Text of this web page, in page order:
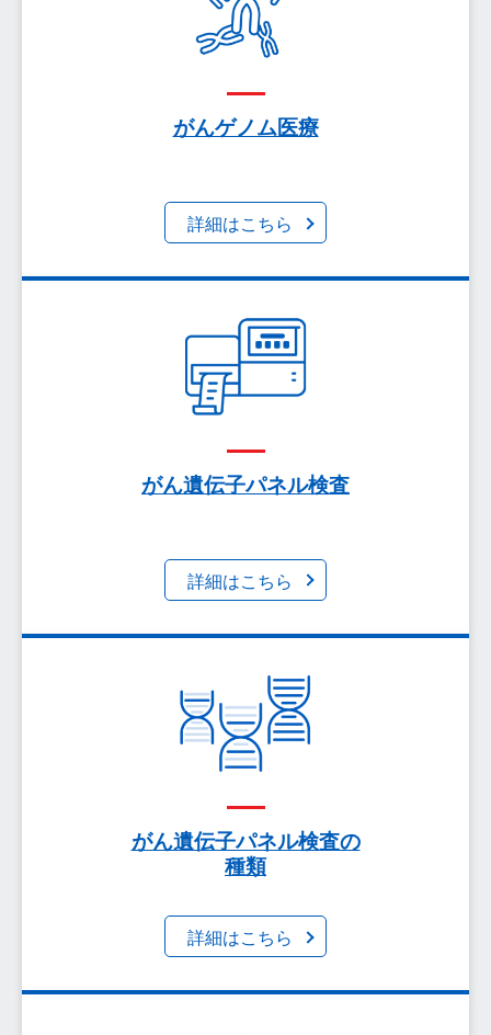
がんゲノム医療
詳細はこちら
までの抗がん剤と最近のがん治療薬の違い、技術の
進歩でできるようになったことを解説いたします。
がん遺伝子パネル検査
詳細はこちら
がん遺伝子パネル検査について、がん遺伝子パネル
て、解説いたします。
がん遺伝子パネル検査の
種類
詳細はこちら